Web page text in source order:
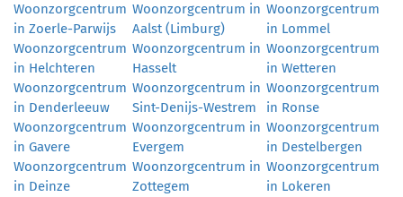
Woonzorgcentrum
in Zoerle-Parwijs
Woonzorgcentrum in
Aalst (Limburg)
Woonzorgcentrum
in Lommel
Woonzorgcentrum
in Helchteren
Woonzorgcentrum in
Hasselt
Woonzorgcentrum
in Wetteren
Woonzorgcentrum
in Denderleeuw
Woonzorgcentrum in
Sint-Denijs-Westrem
Woonzorgcentrum
in Ronse
Woonzorgcentrum
in Gavere
Woonzorgcentrum in
Evergem
Woonzorgcentrum
in Destelbergen
Woonzorgcentrum
in Deinze
Woonzorgcentrum in
Zottegem
Woonzorgcentrum
in Lokeren